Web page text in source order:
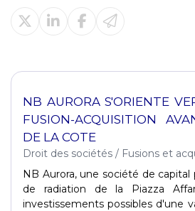
NB AURORA S'ORIENTE
FUSION-ACQUISITION
DE LA COTE
Droit des sociétés / Fusions et
NB Aurora, une société de
de radiation de la Piazza
investissements possibles d'une